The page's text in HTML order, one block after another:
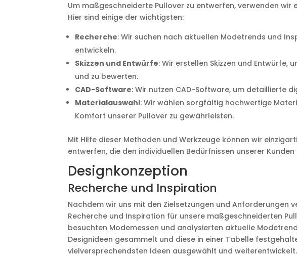
Um maßgeschneiderte Pullover zu entwerfen, verwenden wir
Hier sind einige der wichtigsten:
Recherche: Wir suchen nach aktuellen Modetrends und
entwickeln.
Skizzen und Entwürfe: Wir erstellen Skizzen und Entwürfe,
und zu bewerten.
CAD-Software: Wir nutzen CAD-Software, um detaillierte
Materialauswahl: Wir wählen sorgfältig hochwertige
Komfort unserer Pullover zu gewährleisten.
Mit Hilfe dieser Methoden und Werkzeuge können wir
entwerfen, die den individuellen Bedürfnissen unserer
Designkonzeption
Recherche und Inspiration
Nachdem wir uns mit den Zielsetzungen und
Recherche und Inspiration für unsere maßgeschneiderten
besuchten Modemessen und analysierten aktuelle
Designideen gesammelt und diese in einer Tabelle
vielversprechendsten Ideen ausgewählt und